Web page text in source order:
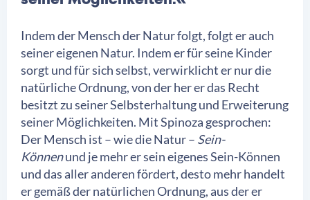
Indem der Mensch der Natur folgt, folgt er auch
seiner eigenen Natur. Indem er für seine Kinder
sorgt und für sich selbst, verwirklicht er nur die
natürliche Ordnung, von der her er das Recht
besitzt zu seiner Selbsterhaltung und Erweiterung
seiner Möglichkeiten. Mit Spinoza gesprochen:
Der Mensch ist – wie die Natur – Sein-
Könnenund je mehr er sein eigenes Sein-Können
und das aller anderen fördert, desto mehr handelt
er gemäß der natürlichen Ordnung, aus der er